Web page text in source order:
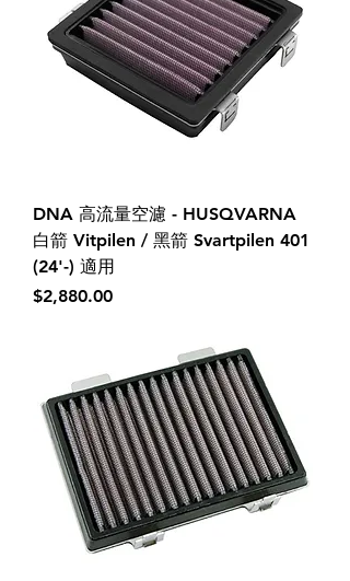
DNA 高流量空濾 - HUSQVARNA
白箭 Vitpilen / 黑箭 Svartpilen 401
(24'-) 適用
價格
$2,880.00